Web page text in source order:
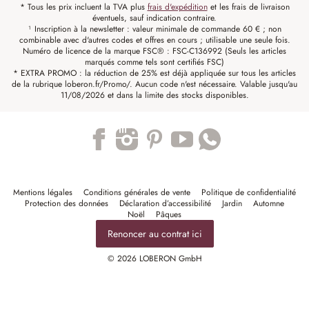
* Tous les prix incluent la TVA plus frais d'expéditionet les frais de livraison
éventuels, sauf indication contraire.
¹ Inscription à la newsletter : valeur minimale de commande 60 € ; non
combinable avec d'autres codes et offres en cours ; utilisable une seule fois.
Numéro de licence de la marque FSC® : FSC-C136992 (Seuls les articles
marqués comme tels sont certifiés FSC)
* EXTRA PROMO : la réduction de 25% est déjà appliquée sur tous les articles
de la rubrique loberon.fr/Promo/. Aucun code n'est nécessaire. Valable jusqu'au
11/08/2026 et dans la limite des stocks disponibles.
Mentions légales Conditions générales de vente
Politique de confidentialité
Protection des données
Déclaration d’accessibilité Jardin
Automne
Noël
Pâques
Renoncer au contrat ici
© 2026 LOBERON GmbH